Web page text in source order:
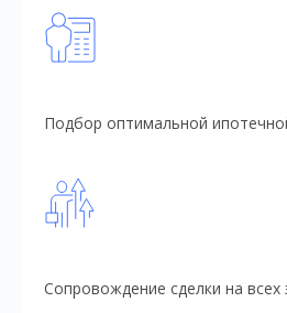
Подбор оптимальной
Сопровождение сделки на всех